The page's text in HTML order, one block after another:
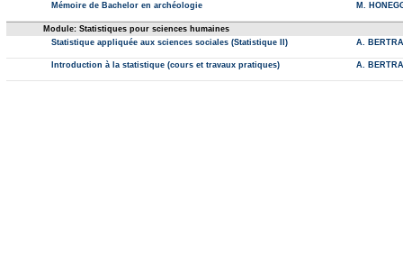
Mémoire de Bachelor en archéologie
M.
Module: Statistiques pour sciences humaines
Statistique appliquée aux sciences sociales (Statistique II)
A.
Introduction à la statistique (cours et travaux pratiques) A.